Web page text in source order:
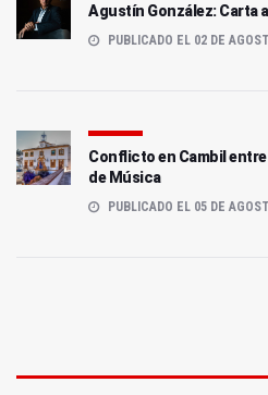
Agustín González: Carta
PUBLICADO EL 02 DE
Conflicto en Cambil
de Música
PUBLICADO EL 05 DE